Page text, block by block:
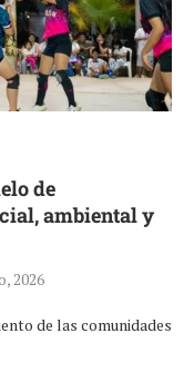
de
ambiental y
2026
de las comunidades